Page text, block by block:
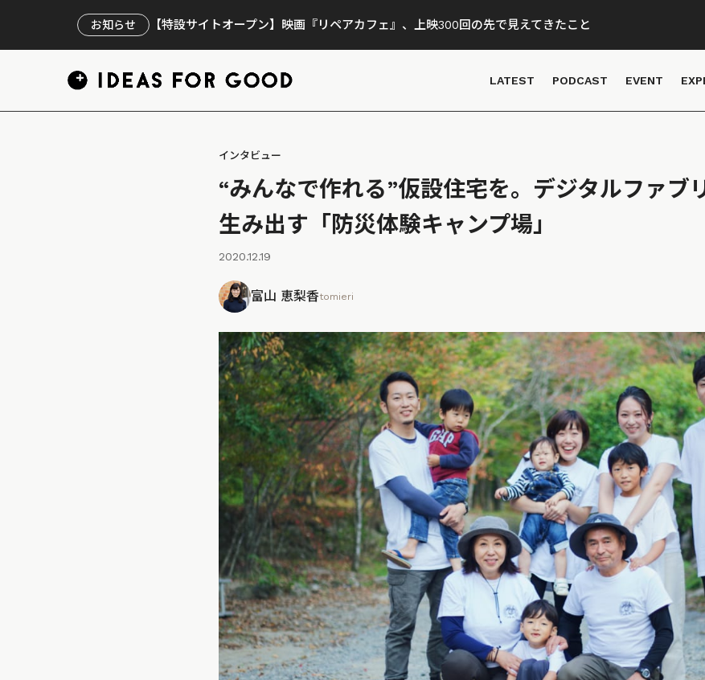
お知らせ 【特設サイトオープン】映画『リペアカフェ』、上映300回の先で見えてきたこと
LATEST PODCAST EVENT
インタビュー
“みんなで作れる”仮設住宅を。デジタルファブ
生み出す「防災体験キャンプ場」
2020.12.19
富山 恵梨香tomieri